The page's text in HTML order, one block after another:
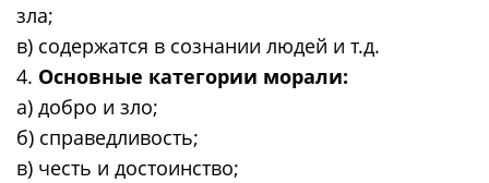
зла;
в) содержатся в сознании людей и т.д.
4. Основные категории морали:
а) добро и зло;
б) справедливость;
в) честь и достоинство;